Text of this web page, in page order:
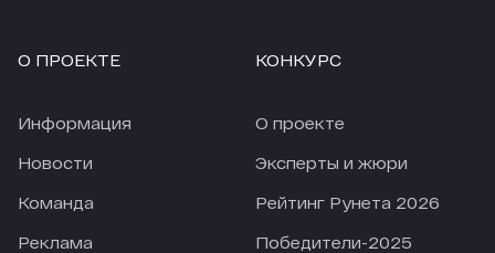
О ПРОЕКТЕ
Информация
Новости
Команда
Реклама
КОНКУРС
О проекте
Эксперты и жюри
Рейтинг Рунета 2026
Победители-2025